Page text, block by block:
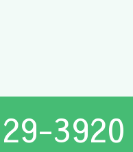
3920